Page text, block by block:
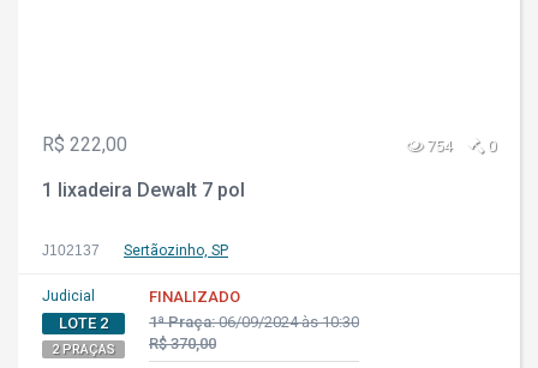
R$ 222,00 754 0
1 lixadeira Dewalt 7 pol
J102137 Sertãozinho, SP
Judicial
LOTE 2
2 PRAÇAS
FINALIZADO
1ª Praça:06/09/2024 às 10:30
R$ 370,00